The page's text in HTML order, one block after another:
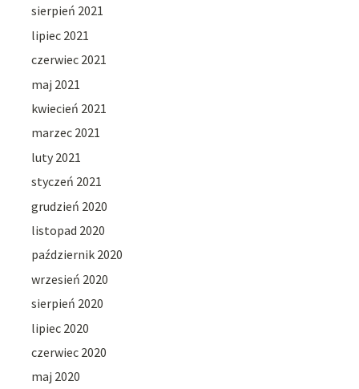
sierpień 2021
lipiec 2021
czerwiec 2021
maj 2021
kwiecień 2021
marzec 2021
luty 2021
styczeń 2021
grudzień 2020
listopad 2020
październik 2020
wrzesień 2020
sierpień 2020
lipiec 2020
czerwiec 2020
maj 2020